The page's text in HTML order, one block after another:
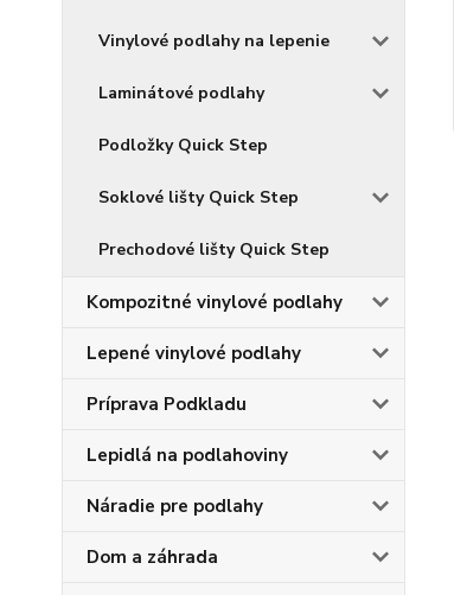
Vinylové podlahy na lepenie
Laminátové podlahy
Podložky Quick Step
Soklové lišty Quick Step
Prechodové lišty Quick Step
Kompozitné vinylové podlahy
Lepené vinylové podlahy
Príprava Podkladu
Lepidlá na podlahoviny
Náradie pre podlahy
Dom a záhrada